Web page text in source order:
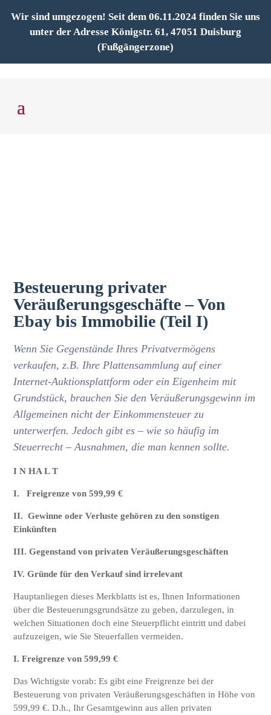
Wir sind umgezogen! Seit dem 06.11.2024 finden Sie uns
unter der Adresse Königstr. 61, 47051 Duisburg
(Fußgängerzone)
Besteuerung privater
Veräußerungsgeschäfte – Von
Ebay bis Immobilie (Teil I)
Wenn Sie Gegenstände Ihres Privatvermögens
verkaufen, z.B. Ihre Plattensammlung auf einer
Internet-Auktionsplattform oder ein Eigenheim mit
Grundstück, brauchen Sie den Veräußerungsgewinn im
Allgemeinen nicht der Einkommensteuer zu
unterwerfen. Jedoch gibt es – wie so häufig im
Steuerrecht – Ausnahmen, die man kennen sollte.
I N HA L T
I. Freigrenze von 599,99 €
II. Gewinne oder Verluste gehören zu den sonstigen
Einkünften
III. Gegenstand von privaten Veräußerungsgeschäften
IV. Gründe für den Verkauf sind irrelevant
Hauptanliegen dieses Merkblatts ist es, Ihnen Informationen
über die Besteuerungsgrundsätze zu geben, darzulegen, in
welchen Situationen doch eine Steuerpflicht eintritt und dabei
aufzuzeigen, wie Sie Steuerfallen vermeiden.
I. Freigrenze von 599,99 €
Das Wichtigste vorab: Es gibt eine Freigrenze bei der
Besteuerung von privaten Veräußerungsgeschäften in Höhe von
599,99 €. D.h., Ihr Gesamtgewinn aus allen privaten